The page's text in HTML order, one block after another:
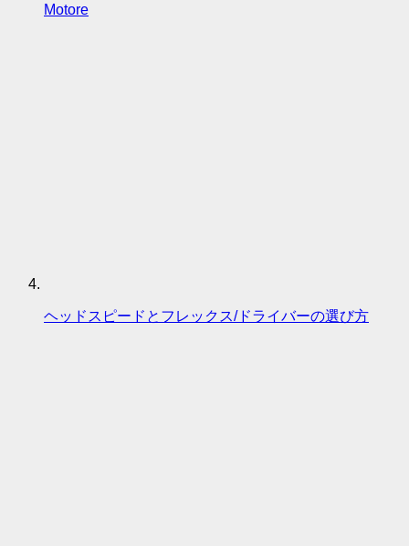
Motore
ヘッドスピードとフレックス/ドライバーの選び方